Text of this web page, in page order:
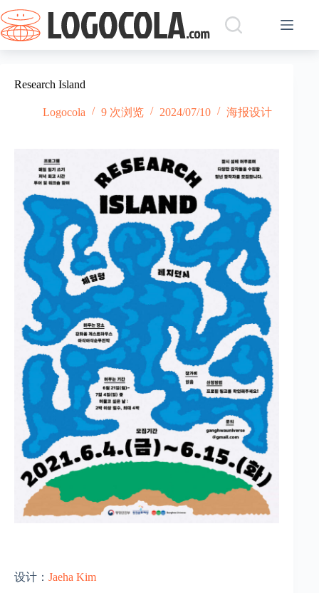
过
内
容
Research Island
Logocola 9 次浏览 2024/07/10 海报设计
设计： Jaeha Kim